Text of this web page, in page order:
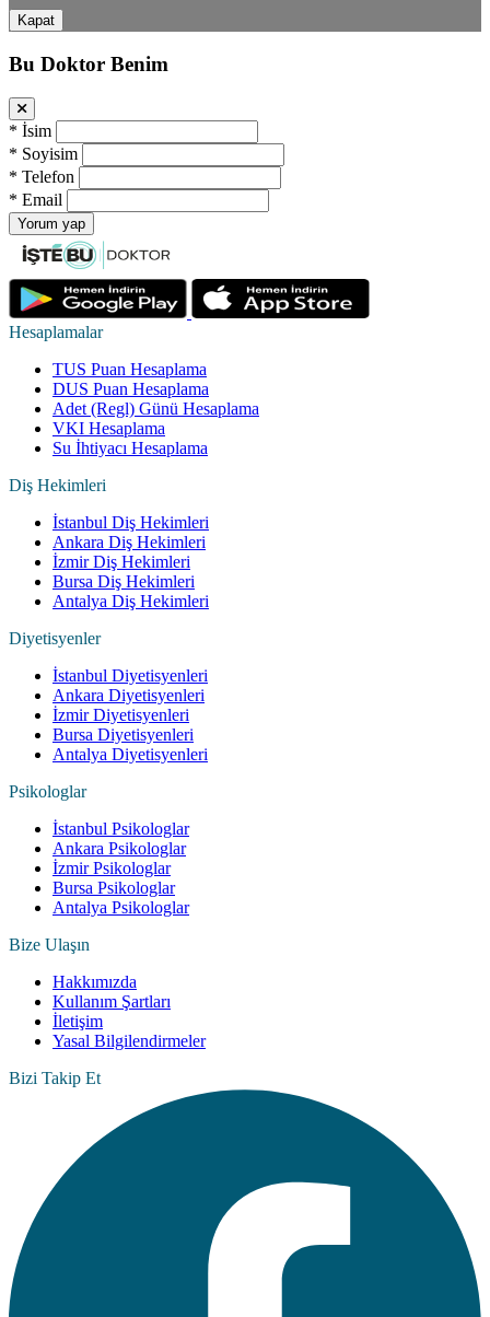
Kapat
Bu Doktor Benim
* İsim
* Soyisim
* Telefon
* Email
Yorum yap
Hesaplamalar
TUS Puan Hesaplama
DUS Puan Hesaplama
Adet (Regl) Günü Hesaplama
VKI Hesaplama
Su İhtiyacı Hesaplama
Diş Hekimleri
İstanbul Diş Hekimleri
Ankara Diş Hekimleri
İzmir Diş Hekimleri
Bursa Diş Hekimleri
Antalya Diş Hekimleri
Diyetisyenler
İstanbul Diyetisyenleri
Ankara Diyetisyenleri
İzmir Diyetisyenleri
Bursa Diyetisyenleri
Antalya Diyetisyenleri
Psikologlar
İstanbul Psikologlar
Ankara Psikologlar
İzmir Psikologlar
Bursa Psikologlar
Antalya Psikologlar
Bize Ulaşın
Hakkımızda
Kullanım Şartları
İletişim
Yasal Bilgilendirmeler
Bizi Takip Et